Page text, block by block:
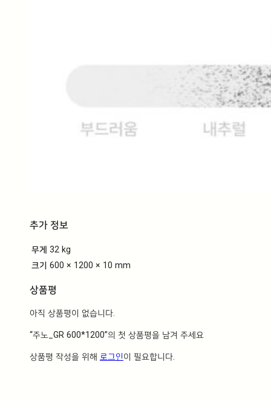
추가 정보
무게 32 kg
크기
600 × 1200 × 10 mm
상품평
아직 상품평이 없습니다.
“주노_GR 600*1200”의 첫 상품평을 남겨 주세요
상품평 작성을 위해 로그인이 필요합니다.